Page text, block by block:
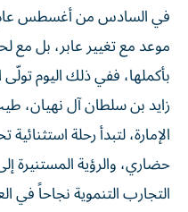
موعد مع تغيير عابر، بل
بأكملها، ففي ذلك اليوم
زايد بن سلطان آل نهيان،
الإمارة، لتبدأ رحلة
حضاري، والرؤية المستنيرة
التجارب التنموية نجاحاً في